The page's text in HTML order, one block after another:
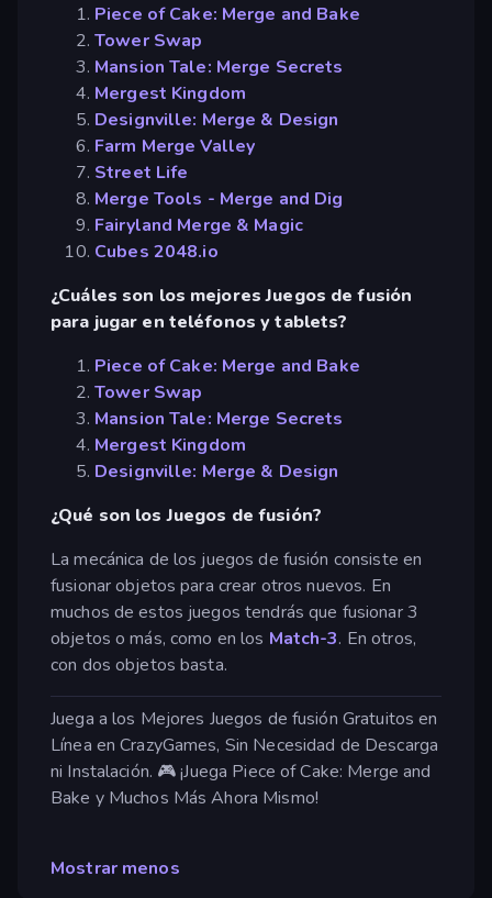
Piece of Cake: Merge and Bake
Tower Swap
Mansion Tale: Merge Secrets
Mergest Kingdom
Designville: Merge & Design
Farm Merge Valley
Street Life
Merge Tools - Merge and Dig
Fairyland Merge & Magic
Cubes 2048.io
¿Cuáles son los mejores Juegos de fusión
para jugar en teléfonos y tablets?
Piece of Cake: Merge and Bake
Tower Swap
Mansion Tale: Merge Secrets
Mergest Kingdom
Designville: Merge & Design
¿Qué son los Juegos de fusión?
La mecánica de los juegos de fusión consiste en
fusionar objetos para crear otros nuevos. En
muchos de estos juegos tendrás que fusionar 3
objetos o más, como en los Match-3. En otros,
con dos objetos basta.
Juega a los Mejores Juegos de fusión Gratuitos en
Línea en CrazyGames, Sin Necesidad de Descarga
ni Instalación. 🎮 ¡Juega Piece of Cake: Merge and
Bake y Muchos Más Ahora Mismo!
Mostrar menos